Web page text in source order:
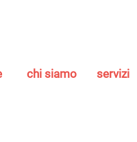
chi siamo servizi